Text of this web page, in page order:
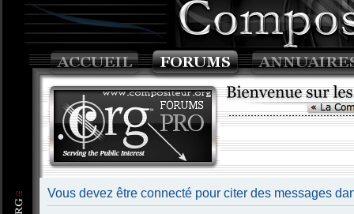
Vous devez être connecté pour citer des messages